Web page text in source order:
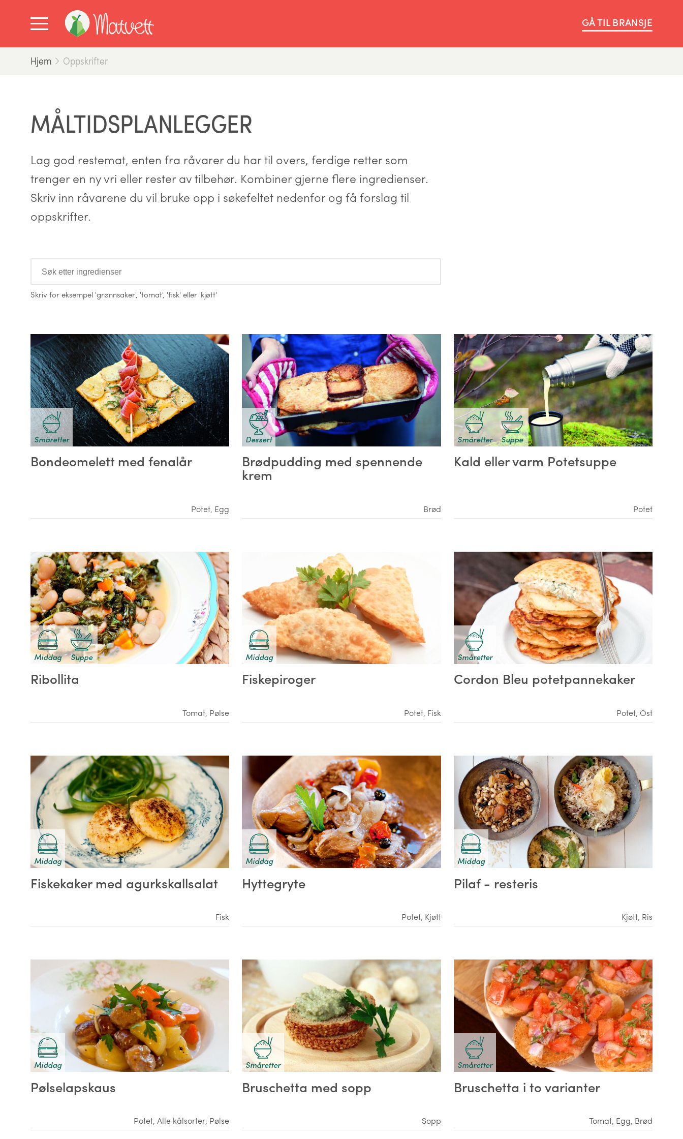
GÅ TIL BRANSJE
Hjem Oppskrifter
MÅLTIDSPLANLEGGER
Lag god restemat, enten fra råvarer du har til overs, ferdige retter som
trenger en ny vri eller rester av tilbehør. Kombiner gjerne flere ingredienser.
Skriv inn råvarene du vil bruke opp i søkefeltet nedenfor og få forslag til
oppskrifter.
Ingredienser
Skriv for eksempel 'grønnsaker', 'tomat', 'fisk' eller 'kjøtt'
Oppskrifter
Småretter
Bondeomelett med fenalår
Potet, Egg
Dessert
Brødpudding med spennende
krem
Brød
Småretter Suppe
Kald eller varm Potetsuppe
Potet
Middag Suppe
Ribollita
Tomat, Pølse
Middag
Fiskepiroger
Potet, Fisk
Småretter
Cordon Bleu potetpannekaker
Potet, Ost
Middag
Fiskekaker med agurkskallsalat
Fisk
Middag
Hyttegryte
Potet, Kjøtt
Middag
Pilaf - resteris
Kjøtt, Ris
Middag
Pølselapskaus
Potet,Alle kålsorter, Pølse
Småretter
Bruschetta med sopp
Sopp
Småretter
Bruschetta i to varianter
Tomat, Egg, Brød